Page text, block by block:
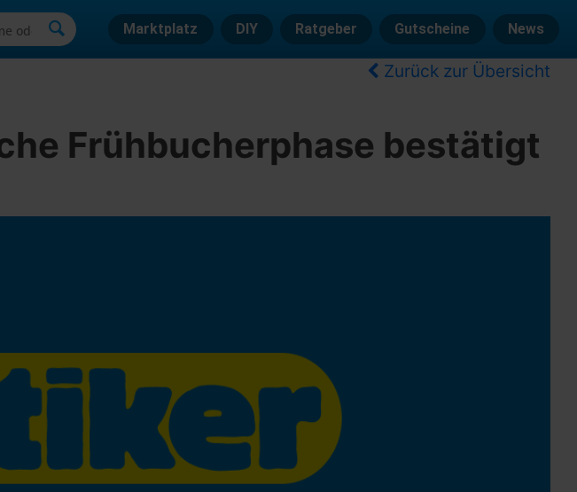
Marktplatz DIY Ratgeber Gutscheine News
Zurück zur Übersicht
Frühbucherphase bestätigt